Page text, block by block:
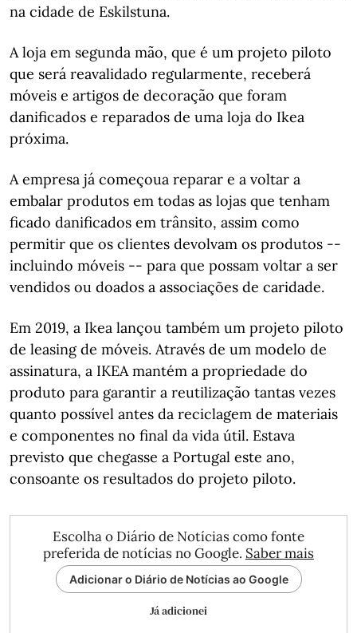
na cidade de Eskilstuna.
A loja em segunda mão, que é um projeto piloto
que será reavalidado regularmente, receberá
móveis e artigos de decoração que foram
danificados e reparados de uma loja do Ikea
próxima.
A empresa já começoua reparar e a voltar a
embalar produtos em todas as lojas que tenham
ficado danificados em trânsito, assim como
permitir que os clientes devolvam os produtos --
incluindo móveis -- para que possam voltar a ser
vendidos ou doados a associações de caridade.
Em 2019, a Ikea lançou também um projeto piloto
de leasing de móveis. Através de um modelo de
assinatura, a IKEA mantém a propriedade do
produto para garantir a reutilização tantas vezes
quanto possível antes da reciclagem de materiais
e componentes no final da vida útil. Estava
previsto que chegasse a Portugal este ano,
consoante os resultados do projeto piloto.
Escolha o Diário de Notícias como fonte
preferida de notícias no Google. Saber mais
Adicionar o Diário de Notícias ao Google
Já adicionei